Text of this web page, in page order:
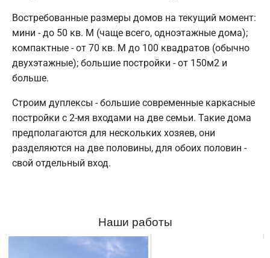
Востребованные размеры домов на текущий момент:
мини - до 50 кв. М (чаще всего, одноэтажные дома);
компактные - от 70 кв. М до 100 квадратов (обычно
двухэтажные); большие постройки - от 150м2 и
больше.
Строим дуплексы - большие современные каркасные
постройки с 2-мя входами на две семьи. Такие дома
предполагаются для нескольких хозяев, они
разделяются на две половины, для обоих половин -
свой отдельный вход.
Наши работы